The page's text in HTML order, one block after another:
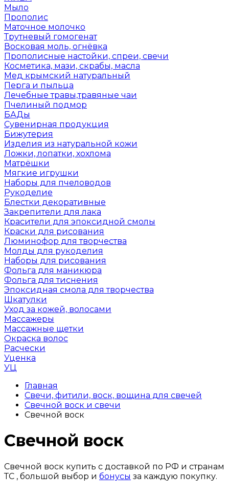
Мыло
Прополис
Маточное молочко
Трутневый гомогенат
Восковая моль, огнёвка
Прополисные настойки, спреи, свечи
Косметика, мази, скрабы, масла
Мед крымский натуральный
Перга и пыльца
Лечебные травы,травяные чаи
Пчелиный подмор
БАДы
Сувенирная продукция
Бижутерия
Изделия из натуральной кожи
Ложки, лопатки, хохлома
Матрёшки
Мягкие игрушки
Наборы для пчеловодов
Рукоделие
Блестки декоративные
Закрепители для лака
Красители для эпоксидной смолы
Краски для рисования
Люминофор для творчества
Молды для рукоделия
Наборы для рисования
Фольга для маникюра
Фольга для тиснения
Эпоксидная смола для творчества
Шкатулки
Уход за кожей, волосами
Массажеры
Массажные щетки
Окраска волос
Расчески
Уценка
УЦ
Главная
Свечи, фитили, воск, вощина для свечей
Свечной воск и свечи
Свечной воск
Свечной воск
Свечной воск купить с доставкой по РФ и странам
ТС , большой выбор и бонусы за каждую покупку.